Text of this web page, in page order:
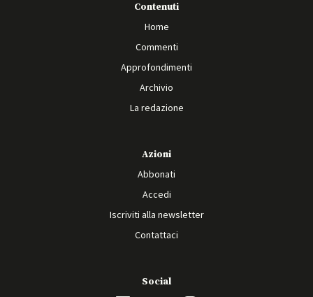
Contenuti
Home
Commenti
Approfondimenti
Archivio
La redazione
Azioni
Abbonati
Accedi
Iscriviti alla newsletter
Contattaci
Social